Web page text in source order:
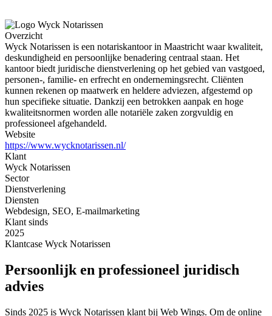
Overzicht
Wyck Notarissen is een notariskantoor in Maastricht waar kwaliteit,
deskundigheid en persoonlijke benadering centraal staan. Het
kantoor biedt juridische dienstverlening op het gebied van vastgoed,
personen-, familie- en erfrecht en ondernemingsrecht. Cliënten
kunnen rekenen op maatwerk en heldere adviezen, afgestemd op
hun specifieke situatie. Dankzij een betrokken aanpak en hoge
kwaliteitsnormen worden alle notariële zaken zorgvuldig en
professioneel afgehandeld.
Website
https://www.wycknotarissen.nl/
Klant
Wyck Notarissen
Sector
Dienstverlening
Diensten
Webdesign, SEO, E-mailmarketing
Klant sinds
2025
Klantcase Wyck Notarissen
Persoonlijk en professioneel juridisch
advies
Sinds 2025 is Wyck Notarissen klant bij Web Wings. Om de online